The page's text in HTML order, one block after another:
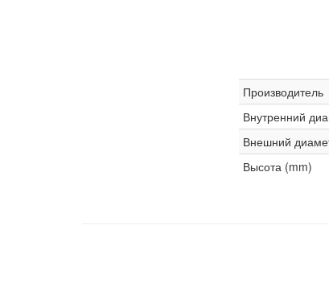
Производитель
Внутренний
Внешний
Высота (mm)